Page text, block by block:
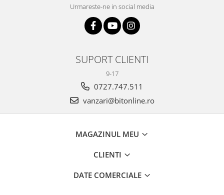
Urmareste-ne in social media
SUPORT CLIENTI
9-17
0727.747.511
vanzari@bitonline.ro
MAGAZINUL MEU
CLIENTI
DATE COMERCIALE